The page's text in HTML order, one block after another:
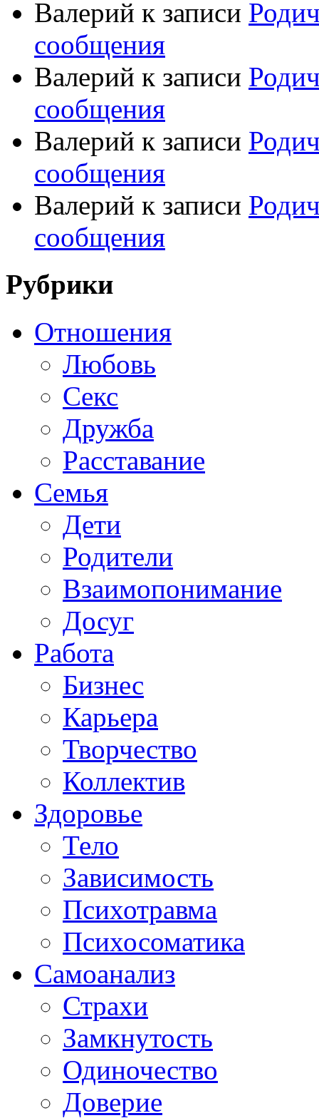
Валерий к записи
сообщения
Валерий к записи
сообщения
Валерий к записи
сообщения
Валерий к записи
сообщения
Рубрики
Отношения
Любовь
Секс
Дружба
Расставание
Семья
Дети
Родители
Взаимопонимание
Досуг
Работа
Бизнес
Карьера
Творчество
Коллектив
Здоровье
Тело
Зависимость
Психотравма
Психосоматика
Самоанализ
Страхи
Замкнутость
Одиночество
Доверие